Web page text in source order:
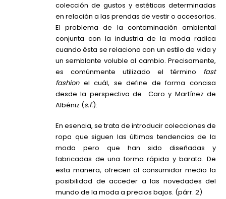
colección de gustos y estéticas determinadas
en relación a las prendas de vestir o accesorios.
El problema de la contaminación ambiental
conjunta con la industria de la moda radica
cuando ésta se relaciona con un estilo de vida y
un semblante voluble al cambio. Precisamente,
es comúnmente utilizado el término fast
fashionel cuál, se define de forma concisa
desde la perspectiva de Caro y Martínez de
Albéniz (s.f.):
En esencia, se trata de introducir colecciones de
ropa que siguen las últimas tendencias de la
moda pero que han sido diseñadas y
fabricadas de una forma rápida y barata. De
esta manera, ofrecen al consumidor medio la
posibilidad de acceder a las novedades del
mundo de la moda a precios bajos. (párr. 2)